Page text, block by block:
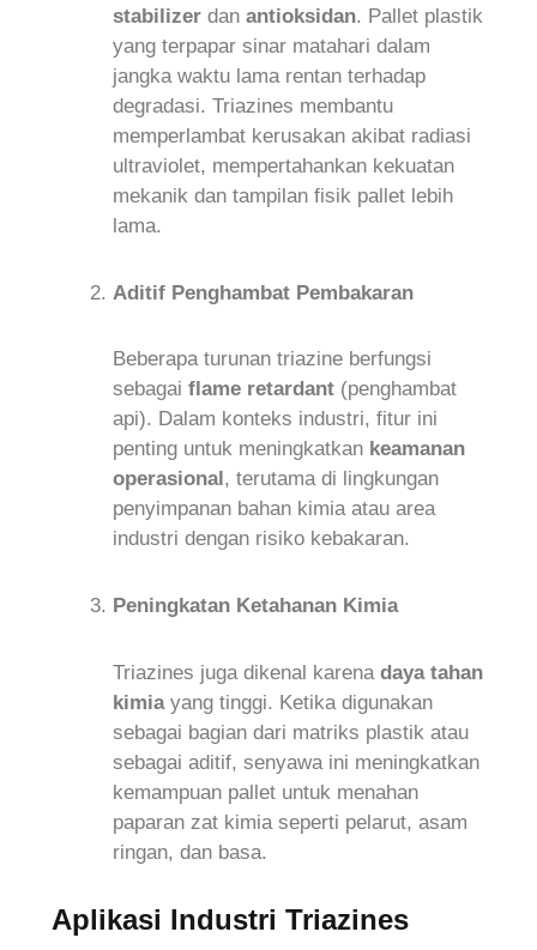
stabilizer dan antioksidan. Pallet plastik
yang terpapar sinar matahari dalam
jangka waktu lama rentan terhadap
degradasi. Triazines membantu
memperlambat kerusakan akibat radiasi
ultraviolet, mempertahankan kekuatan
mekanik dan tampilan fisik pallet lebih
lama.
Aditif Penghambat Pembakaran
Beberapa turunan triazine berfungsi
sebagai flame retardant (penghambat
api). Dalam konteks industri, fitur ini
penting untuk meningkatkan keamanan
operasional , terutama di lingkungan
penyimpanan bahan kimia atau area
industri dengan risiko kebakaran.
Peningkatan Ketahanan Kimia
Triazines juga dikenal karena daya tahan
kimiayang tinggi. Ketika digunakan
sebagai bagian dari matriks plastik atau
sebagai aditif, senyawa ini meningkatkan
kemampuan pallet untuk menahan
paparan zat kimia seperti pelarut, asam
ringan, dan basa.
Aplikasi Industri Triazines